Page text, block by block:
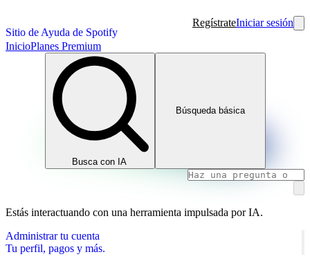
Sitio de Ayuda de Spotify
RegístrateIniciar sesión
InicioPlanes Premium
Busca con IA
Búsqueda básica
Estás interactuando con una herramienta impulsada por IA.
Administrar tu cuenta
Tu perfil, pagos y más.